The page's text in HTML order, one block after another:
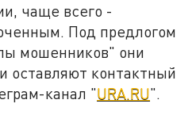
чаще всего -
Под предлогом
мошенников" они
оставляют контактный
канал "URA.RU".